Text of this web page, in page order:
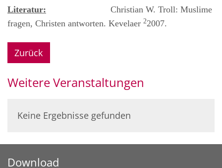
Literatur:
Christian W. Troll: Muslime
fragen, Christen antworten. Kevelaer 22007.
Zurück
Weitere Veranstaltungen
Keine Ergebnisse gefunden
Download